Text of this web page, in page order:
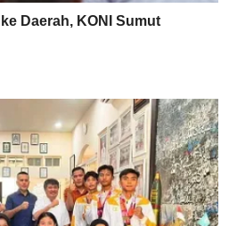
Daerah, KONI Sumut